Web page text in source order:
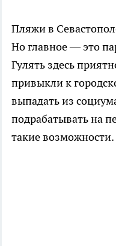
Пляжи в
Но главное — это
Гулять здесь
привыкли к
выпадать из
подрабатывать на
такие возможности.